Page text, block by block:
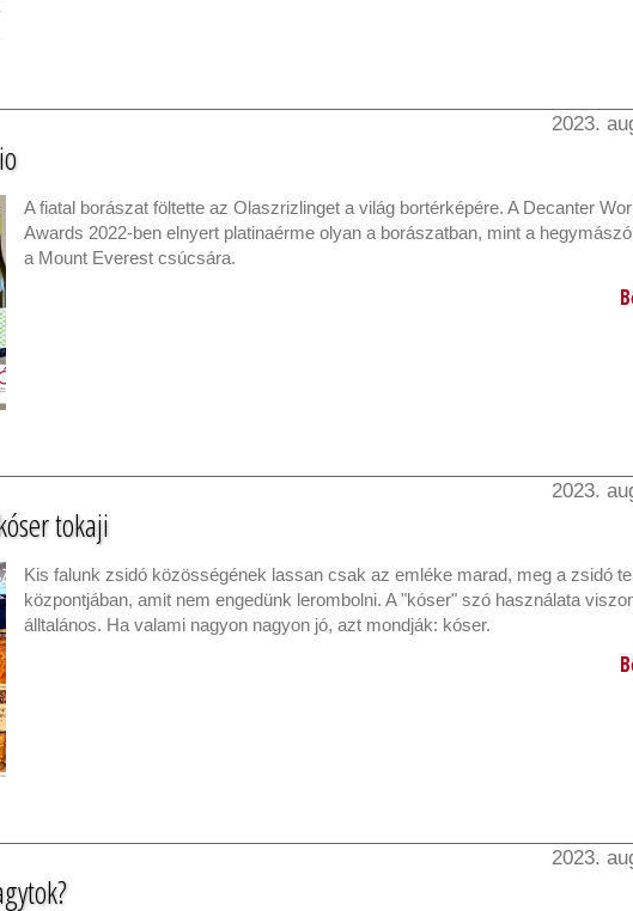
2023.
A fiatal borászat föltette az Olaszrizlinget a világ bortérképére. A Decanter
Awards 2022-ben elnyert platinaérme olyan a borászatban, mint a
a Mount Everest csúcsára.
2023.
tokaji
Kis falunk zsidó közösségének lassan csak az emléke marad, meg a zsidó
központjában, amit nem engedünk lerombolni. A "kóser" szó használata
álltalános. Ha valami nagyon nagyon jó, azt mondják: kóser.
2023.